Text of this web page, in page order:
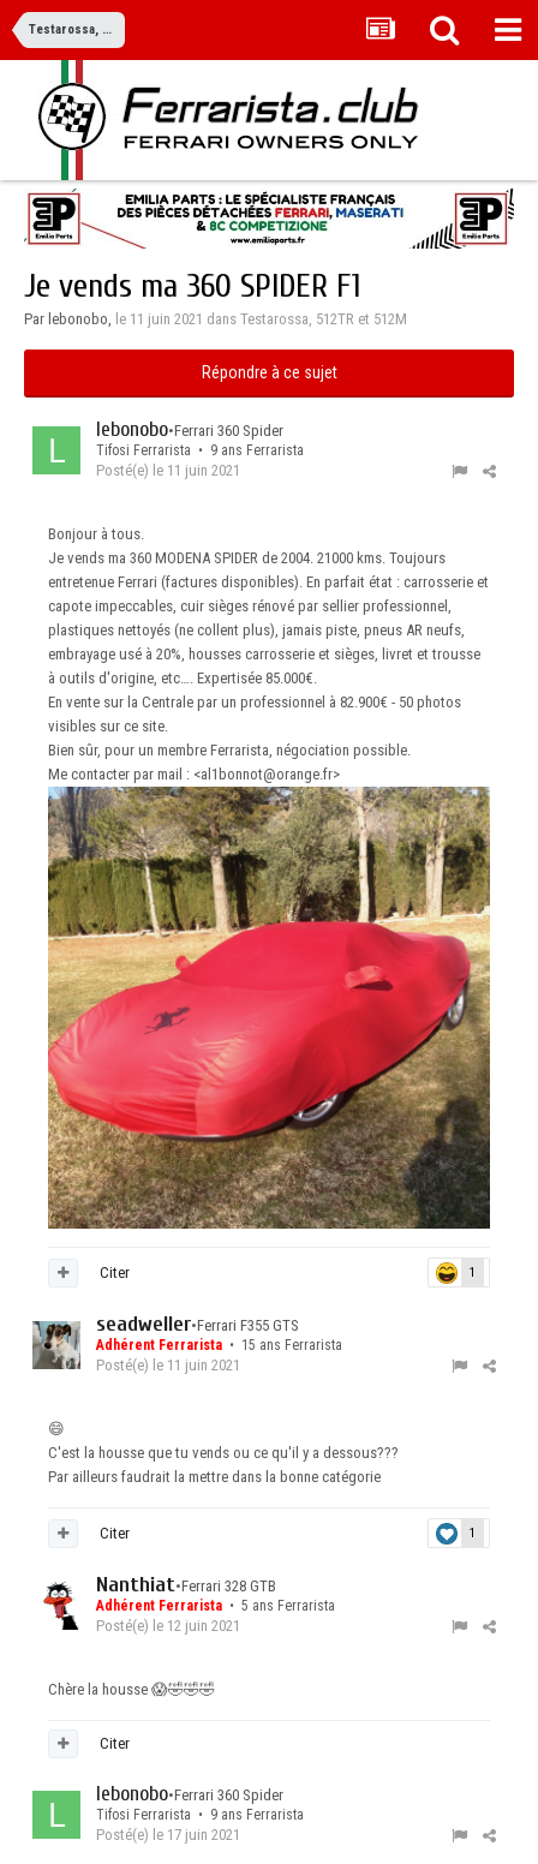
Testarossa, 512TR et 512M
Je vends ma 360 SPIDER F1
Par lebonobo, le 11 juin 2021 dans Testarossa, 512TR et 512M
Répondre à ce sujet
lebonobo•Ferrari 360 Spider
Tifosi Ferrarista • 9 ans Ferrarista
Posté(e) le 11 juin 2021
Bonjour à tous.
Je vends ma 360 MODENA SPIDER de 2004. 21000 kms. Toujours
entretenue Ferrari (factures disponibles). En parfait état : carrosserie et
capote impeccables, cuir sièges rénové par sellier professionnel,
plastiques nettoyés (ne collent plus), jamais piste, pneus AR neufs,
embrayage usé à 20%, housses carrosserie et sièges, livret et trousse
à outils d'origine, etc…. Expertisée 85.000€.
En vente sur la Centrale par un professionnel à 82.900€ - 50 photos
visibles sur ce site.
Bien sûr, pour un membre Ferrarista, négociation possible.
Me contacter par mail : <al1bonnot@orange.fr>
1
Citer
seadweller•Ferrari F355 GTS
Adhérent Ferrarista • 15 ans Ferrarista
Posté(e) le 11 juin 2021
😄
C'est la housse que tu vends ou ce qu'il y a dessous???
Par ailleurs faudrait la mettre dans la bonne catégorie
1
Citer
Nanthiat•Ferrari 328 GTB
Adhérent Ferrarista • 5 ans Ferrarista
Posté(e) le 12 juin 2021
Chère la housse 😱🤣🤣🤣
Citer
lebonobo•Ferrari 360 Spider
Tifosi Ferrarista • 9 ans Ferrarista
Posté(e) le 17 juin 2021